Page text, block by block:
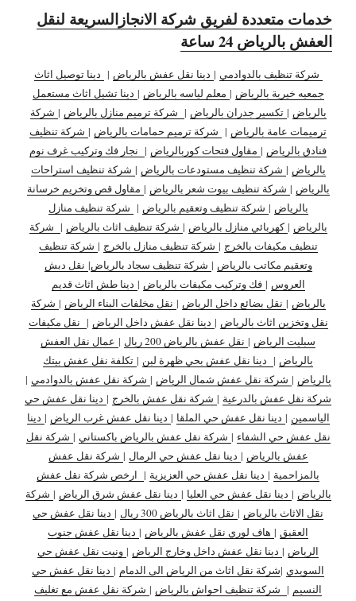
خدمات متعددة لفريق شركة الانجازالسريعة لنقل
العفش بالرياض 24 ساعة
شركة تنظيف بالدوادمي | دينا نقل عفش بالرياض | دينا توصيل اثاث
جمعيه خيرية بالرياض | معلم لياسه بالرياض | دينا تشيل اثاث مستعمل
بالرياض | تكسير جدران بالرياض | شركة ترميم منازل بالرياض | شركة
ترميمات عامة بالرياض | شركة ترميم حمامات بالرياض | شركة تنظيف
فنادق بالرياض | مقاول فتحات كوربالرياض | نجار فك وتركيب غرف نوم
بالرياض | شركة تنظيف مستودعات بالرياض | شركة تنظيف استراحات
بالرياض | شركة تنظيف بيوت شعر بالرياض | مقاول قص وتخريم خرسانة
بالرياض | شركة تنظيف وتعقيم بالرياض | شركة تنظيف منازل
بالرياض | كهربائي منازل بالرياض | شركة تنظيف اثاث بالرياض | شركة
تنظيف مكيفات بالخرج | شركة تنظيف منازل بالخرج | شركة تنظيف
وتعقيم مكاتب بالرياض | شركة تنظيف سجاد بالرياض| نقل دبش
العروس | فك وتركيب مكيفات بالرياض | دينا طش اثاث قديم
بالرياض | نقل بضائع داخل الرياض | نقل مخلفات البناء الرياض | شركة
نقل وتخزين اثاث بالرياض | دينا نقل عفش داخل الرياض | نقل مكيفات
سبليت الرياض | نقل عفش بالرياض 200 ريال | عمال نقل العفش
بالرياض | دينا نقل عفش بحي ظهرة لبن | تكلفة نقل عفش بيتك
بالرياض | شركة نقل عفش شمال الرياض | شركة نقل عفش بالدوادمي |
شركة نقل عفش بالدرعية | شركة نقل عفش بالخرج | دينا نقل عفش حي
الياسمين | دينا نقل عفش حي الملقا | دينا نقل عفش غرب الرياض | دينا
نقل عفش حي الشفاء | شركة نقل عفش بالرياض باكستاني | شركة نقل
عفش بالرياض | دينا نقل عفش حي الرمال | شركة نقل عفش
بالمزاحمية | دينا نقل عفش حي العزيزية | ارخص شركة نقل عفش
بالرياض | دينا نقل عفش حي العليا | دينا نقل عفش شرق الرياض | شركة
نقل الاثاث بالرياض | نقل اثاث بالرياض 300 ريال | دينا نقل عفش حي
العقيق | هاف لوري نقل عفش بالرياض | دينا نقل عفش جنوب
الرياض | دينا نقل عفش داخل وخارج الرياض | ونيت نقل عفش حي
السويدي |شركة نقل اثاث من الرياض الى الدمام | دينا نقل عفش حي
النسيم | شركة تنظيف احواش بالرياض | شركة نقل عفش مع تغليف